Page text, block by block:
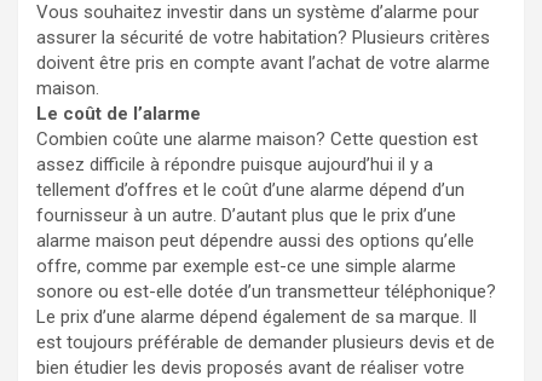
Vous souhaitez investir dans un système d’alarme pour
assurer la sécurité de votre habitation? Plusieurs critères
doivent être pris en compte avant l’achat de votre alarme
maison.
Le coût de l’alarme
Combien coûte une alarme maison? Cette question est
assez difficile à répondre puisque aujourd’hui il y a
tellement d’offres et le coût d’une alarme dépend d’un
fournisseur à un autre. D’autant plus que le prix d’une
alarme maison peut dépendre aussi des options qu’elle
offre, comme par exemple est-ce une simple alarme
sonore ou est-elle dotée d’un transmetteur téléphonique?
Le prix d’une alarme dépend également de sa marque. Il
est toujours préférable de demander plusieurs devis et de
bien étudier les devis proposés avant de réaliser votre